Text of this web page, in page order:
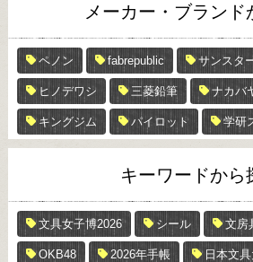
メーカー・ブランド
ペノン fabrepublic サンスタ
ヒノデワシ 三菱鉛筆 ナカバ
キングジム パイロット 学研
キーワードから
文具女子博2026 シール 文房
OKB48 2026年手帳 日本文